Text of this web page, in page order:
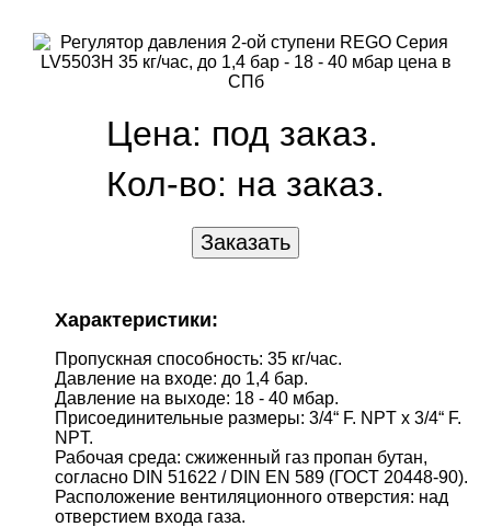
Цена: под заказ.
Кол-во: на заказ.
Характеристики:
Пропускная способность: 35 кг/час.
Давление на входе: до 1,4 бар.
Давление на выходе: 18 - 40 мбар.
Присоединительные размеры: 3/4“ F. NPT x 3/4“ F.
NPT.
Рабочая среда: сжиженный газ пропан бутан,
согласно DIN 51622 / DIN EN 589 (ГОСТ 20448-90).
Расположение вентиляционного отверстия: над
отверстием входа газа.